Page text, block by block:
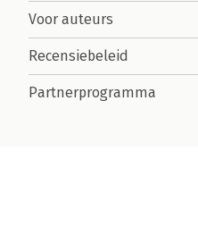
Voor auteurs
Recensiebeleid
Partnerprogramma